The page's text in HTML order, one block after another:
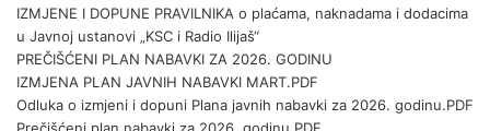
IZMJENE I DOPUNE PRAVILNIKA o plaćama, naknadama i dodacima
u Javnoj ustanovi „KSC i Radio Ilijaš“
PREČIŠĆENI PLAN NABAVKI ZA 2026. GODINU
IZMJENA PLAN JAVNIH NABAVKI MART.PDF
Odluka o izmjeni i dopuni Plana javnih nabavki za 2026. godinu.PDF
Prečišćeni plan nabavki za 2026. godinu.PDF